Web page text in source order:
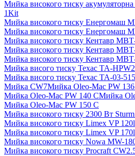
Мийка високого тиску
1Kit
Мийка високого тиску Енергомаш
Мийка високого тиску Енергомаш
Мийка високого тиску Кентавр
Мийка високого тиску Кентавр
Мийка високого тиску Кентавр
Мийка висого тиску Техас TA-
Мийка висого тиску Техас ТА-03-515
Мийка CW7Мийка Oleo-Mac PW
Мийка Oleo-Mac PW 140 CМийка
Мийка Oleo-Mac PW 150 C
Мийка високого тиску 2300 Вт
Мийка високого тиску Limex VP 120l
Мийка високого тиску Limex VP
Мийка високого тиску Nowa MW-
Мийка високого тиску Procraft